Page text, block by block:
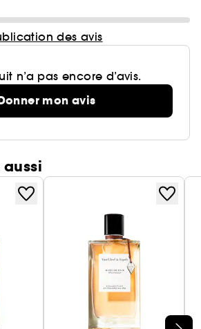
des avis
n’a pas encore d’avis.
mon avis
aussi